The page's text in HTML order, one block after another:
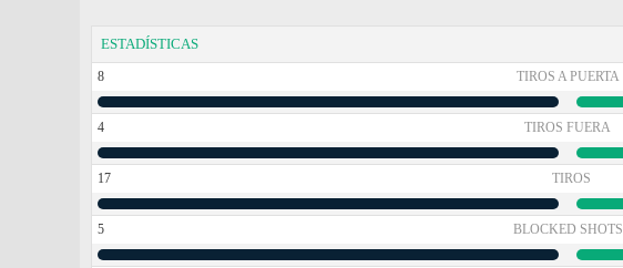
ESTADÍSTICAS
8 TIROS A PUERTA
4 TIROS FUERA
17 TIROS
5 BLOCKED SHOTS